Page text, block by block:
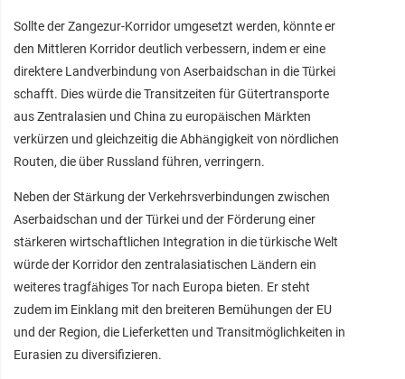
Sollte der Zangezur-Korridor umgesetzt werden, könnte er
den Mittleren Korridor deutlich verbessern, indem er eine
direktere Landverbindung von Aserbaidschan in die Türkei
schafft. Dies würde die Transitzeiten für Gütertransporte
aus Zentralasien und China zu europäischen Märkten
verkürzen und gleichzeitig die Abhängigkeit von nördlichen
Routen, die über Russland führen, verringern.
Neben der Stärkung der Verkehrsverbindungen zwischen
Aserbaidschan und der Türkei und der Förderung einer
stärkeren wirtschaftlichen Integration in die türkische Welt
würde der Korridor den zentralasiatischen Ländern ein
weiteres tragfähiges Tor nach Europa bieten. Er steht
zudem im Einklang mit den breiteren Bemühungen der EU
und der Region, die Lieferketten und Transitmöglichkeiten in
Eurasien zu diversifizieren.